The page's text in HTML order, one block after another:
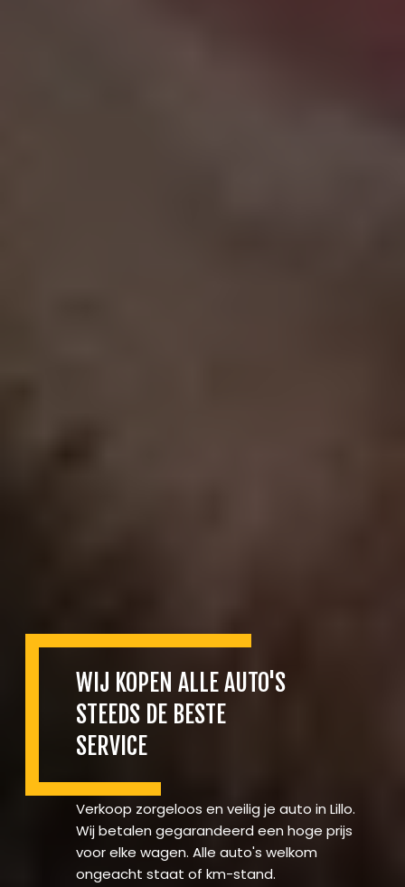
WIJ KOPEN ALLE AUTO'S
STEEDS DE BESTE
SERVICE
Verkoop zorgeloos en veilig je auto in Lillo.
Wij betalen gegarandeerd een hoge prijs
voor elke wagen. Alle auto's welkom
ongeacht staat of km-stand.